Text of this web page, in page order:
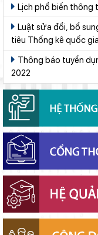
nghẽn về chuyển đổi số
Lâm Đồng lấy ý kiến dự thảo chính sách thu hút, đãi ngộ và đào
tạo nguồn nhân lực y tế
Từ khát vọng dân giàu, nước mạnh đến lý luận kinh tế thị
trường định hướng
định tư tưởng Hồ Chí
Chuẩn bị hành trang cho trẻ vào lớp 1: Đồng hành đúng cách từ
gia đình
Chính phủ ban hành Nghị quyết quy định cơ cấu, số lượng và
chính sách đối với đội
sắp xếp cơ sở giáo dục
Phó Chủ tịch UBND tỉnh Lâm Đồng Nguyễn Minh kiểm tra tiến
độ Dự án Trường
Lâm Đồng phấn đấu hoàn thành Trường THPT Chuyên Bảo Lộc
trước năm học mới
Ban Văn hóa - Xã hội HĐND tỉnh Lâm Đồng khảo sát thực hiện
Lịch phổ biến thông
tiêu Thống kê quốc
2022